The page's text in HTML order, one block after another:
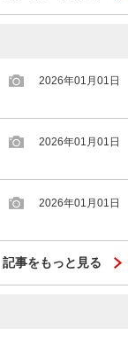
2026年01月01日
2026年01月01日
2026年01月01日
記事をもっと見る